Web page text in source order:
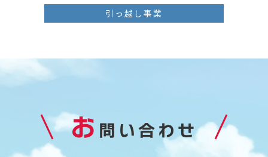
引っ越し事業
お 問い合わせ